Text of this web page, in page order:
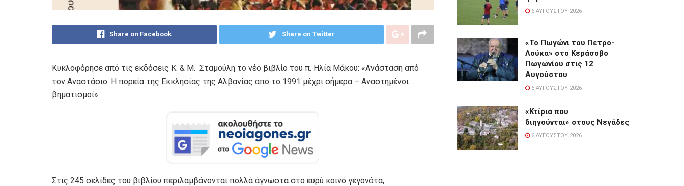
Share on Facebook Share on Twitter
Κυκλοφόρησε από τις εκδόσεις Κ. & Μ. Σταμούλη το νέο βιβλίο του π. Ηλία Μάκου: «Ανάσταση από
τον Αναστάσιο. Η πορεία της Εκκλησίας της Αλβανίας από το 1991 μέχρι σήμερα – Αναστημένοι
βηματισμοί».
Στις 245 σελίδες του βιβλίου περιλαμβάνονται πολλά άγνωστα στο ευρύ κοινό γεγονότα,
6 ΑΥΓΟΎΣΤΟΥ 2026
«Το Πωγώνι του Πετρο-
Λούκα» στο Κεράσοβο
Πωγωνίου στις 12
Αυγούστου
6 ΑΥΓΟΎΣΤΟΥ 2026
«Κτίρια που
διηγούνται» στους Νεγάδες
6 ΑΥΓΟΎΣΤΟΥ 2026